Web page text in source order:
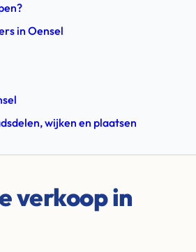
in Oensel
wijken en plaatsen
verkoop in